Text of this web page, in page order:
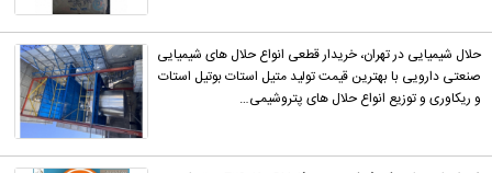
حلال شیمیایی در تهران، خریدار قطعی انواع حلال های شیمیایی
صنعتی دارویی با بهترین قیمت تولید متیل استات بوتیل استات
و ریکاوری و توزیع انواع حلال های پتروشیمی…